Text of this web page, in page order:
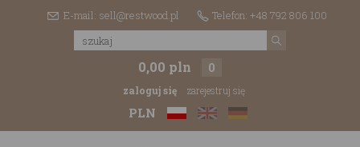
E-mail: sell@restwood.pl Telefon: +48 792 806 100
0,00 pln 0
zaloguj się zarejestruj się
PLN